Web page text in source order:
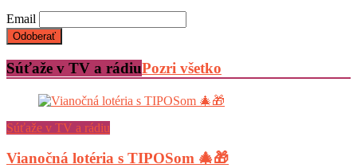
Email
Súťaže v TV a rádiuPozri všetko
Súťaže v TV a rádiu
Vianočná lotéria s TIPOSom 🎄🎁